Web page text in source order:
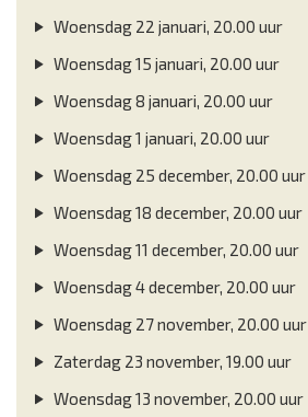
Woensdag 22 januari, 20.00 uur
Woensdag 15 januari, 20.00 uur
Woensdag 8 januari, 20.00 uur
Woensdag 1 januari, 20.00 uur
Woensdag 25 december, 20.00 uur
Woensdag 18 december, 20.00 uur
Woensdag 11 december, 20.00 uur
Woensdag 4 december, 20.00 uur
Woensdag 27 november, 20.00 uur
Zaterdag 23 november, 19.00 uur
Woensdag 13 november, 20.00 uur